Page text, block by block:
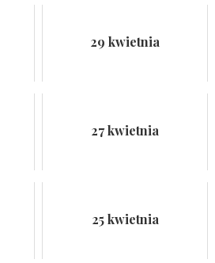
29 kwietnia
27 kwietnia
25 kwietnia